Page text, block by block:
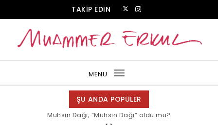
TAKİP EDİN
MENU
Toggle
navigation
ŞU ANDA POPÜLER
Muhsin Dağı; “Muhsin Dağı” oldu mu?